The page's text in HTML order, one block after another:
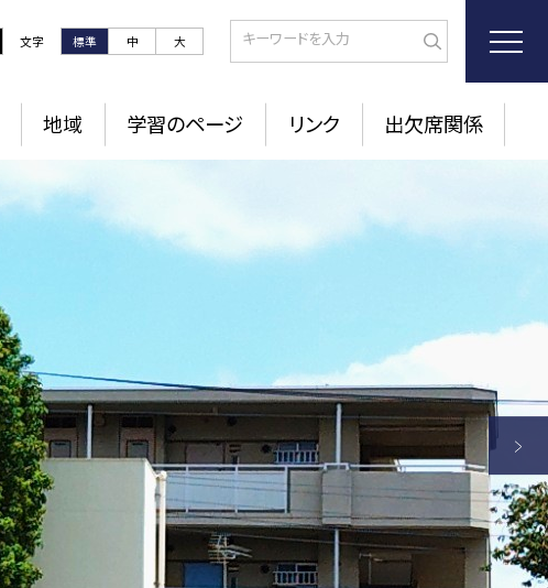
文字 標準 中 大
地域 学習のページ リンク 出欠席関係